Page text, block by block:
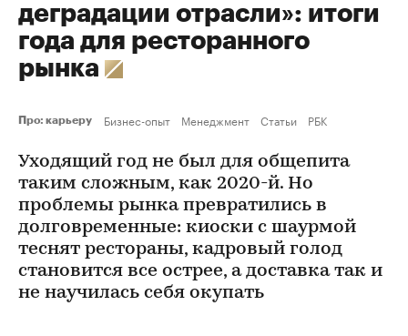
деградации отрасли»: итоги
года для ресторанного
рынка
Про: карьеру Бизнес-опыт Менеджмент Статьи РБК
Уходящий год не был для общепита
таким сложным, как 2020-й. Но
проблемы рынка превратились в
долговременные: киоски с шаурмой
теснят рестораны, кадровый голод
становится все острее, а доставка так и
не научилась себя окупать